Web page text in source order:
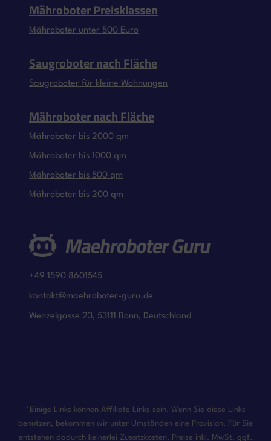
Mähroboter Preisklassen
Mähroboter unter 500 Euro
Saugroboter nach Fläche
Saugroboter für kleine Wohnungen
Mähroboter nach Fläche
Mähroboter bis 2000 qm
Mähroboter bis 1000 qm
Mähroboter bis 500 qm
Mähroboter bis 200 qm
+49 1590 8601545
kontakt@maehroboter-guru.de
Wenzelgasse 23, 53111 Bonn, Deutschland
*Einige Links können Affiliate Links sein. Wenn Sie diese Links
benutzen, bekommen wir unter Umständen eine Provision. Für Sie
entstehen dadurch keinerlei Zusatzkosten. Preise inkl. MwSt. ggf.